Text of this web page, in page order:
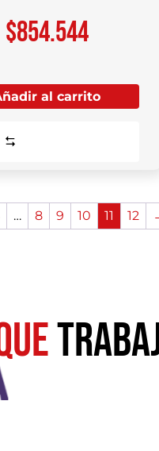
$854.544
al carrito
… 8 9 10 11 12